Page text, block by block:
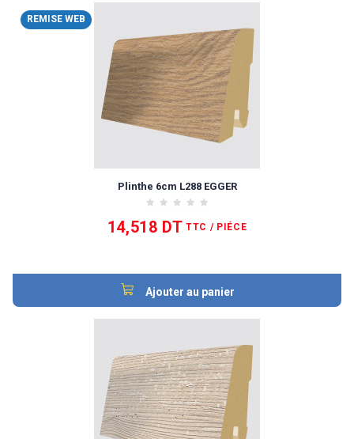
REMISE WEB
Plinthe 6cm L288 EGGER
14,518 DT TTC / PIÉCE
Ajouter au panier